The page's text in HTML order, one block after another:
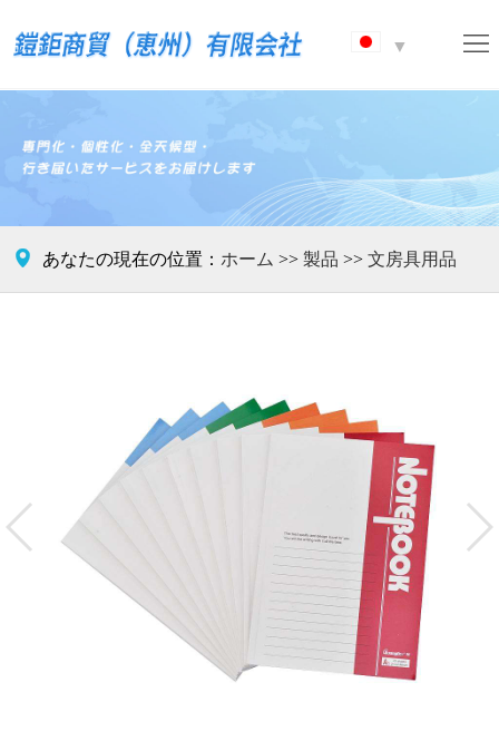
▼
ド
ュ
 あなたの現在の位置： ホーム >> 製品 >> 文房具用品